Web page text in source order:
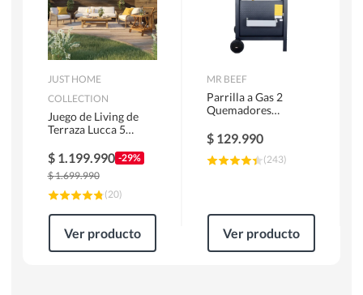
JUST HOME
COLLECTION
Juego de Living de
Terraza Lucca 5
$ 1.199.990 -29%
$1.699.990
(20)
Ver producto
MR BEEF
Parrilla a Gas 2
Quemadores
$ 129.990
(243)
Ver producto